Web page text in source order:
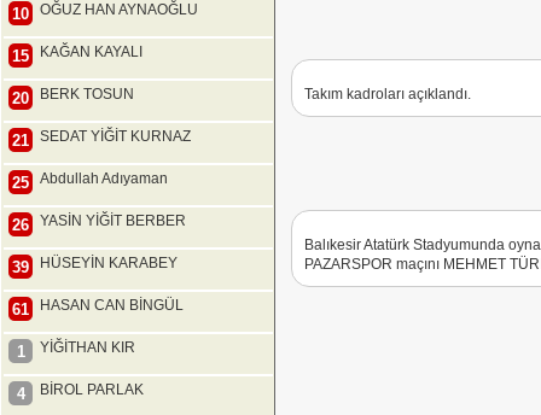
10 OĞUZ HAN AYNAOĞLU
15 KAĞAN KAYALI
20 BERK TOSUN
21 SEDAT YİĞİT KURNAZ
25 Abdullah Adıyaman
26 YASİN YİĞİT BERBER
39 HÜSEYİN KARABEY
61 HASAN CAN BİNGÜL
1 YİĞİTHAN KIR
4 BİROL PARLAK
Takım kadroları açıklandı.
Balıkesir Atatürk Stadyumunda
PAZARSPOR maçını MEHMET